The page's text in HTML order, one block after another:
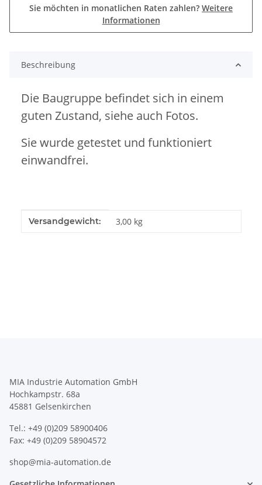
Sie möchten in monatlichen Raten zahlen? Weitere
Informationen
Beschreibung
Die Baugruppe befindet sich in einem
guten Zustand, siehe auch Fotos.
Sie wurde getestet und funktioniert
einwandfrei.
Produkteigenschaft
Wert
Versandgewicht: 3,00 kg
MIA Industrie Automation GmbH
Hochkampstr. 68a
45881 Gelsenkirchen
Tel.: +49 (0)209 58900406
Fax: +49 (0)209 58904572
shop@mia-automation.de